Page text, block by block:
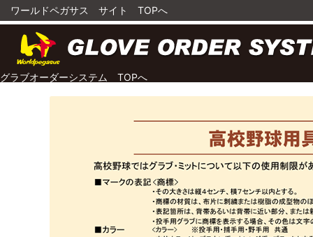
ワールドペガサス サイト TOPへ
グラブオーダーシステム TOPへ